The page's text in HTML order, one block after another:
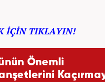
İÇİN TIKLAYIN!